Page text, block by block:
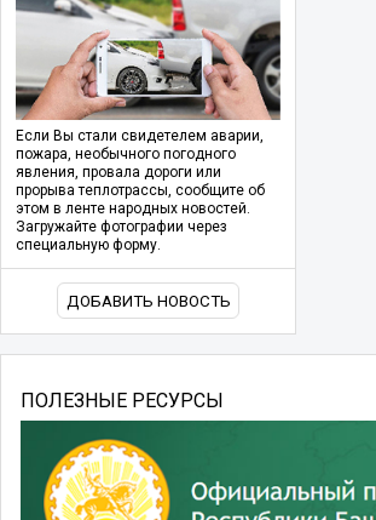
Если Вы стали свидетелем аварии,
пожара, необычного погодного
явления, провала дороги или
прорыва теплотрассы, сообщите об
этом в ленте народных новостей.
Загружайте фотографии через
специальную форму.
ДОБАВИТЬ НОВОСТЬ
ПОЛЕЗНЫЕ РЕСУРСЫ